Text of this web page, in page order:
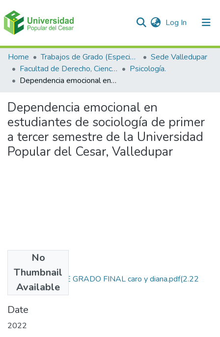
Log In (current)
Communities & Collections
All of DSpace
Home Trabajos de Grado (Especializaciones y Pregrados)
Sede Valledupar
Facultad de Derecho, Ciencias Políticas y Sociales.
Psicología.
Dependencia emocional en estudiantes de sociología de primer a tercer semestre de la Universidad Popular del Cesar, Valledupar
Dependencia emocional en
estudiantes de sociología de primer
a tercer semestre de la Universidad
Popular del Cesar, Valledupar
No
Thumbnail
Available
1- PROYECTO DE GRADO FINAL caro y diana.pdf(2.22
MB)
Date
2022